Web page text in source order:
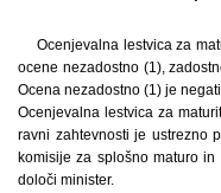
Ocenjevalna lestvica za
ocene nezadostno (1),
Ocena nezadostno (1) je
Ocenjevalna lestvica za
ravni zahtevnosti je ustrezno
komisije za splošno maturo
določi minister.